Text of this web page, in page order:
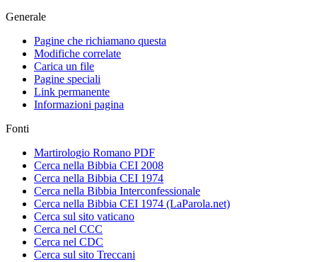
Generale
Pagine che richiamano questa
Modifiche correlate
Carica un file
Pagine speciali
Link permanente
Informazioni pagina
Fonti
Martirologio Romano PDF
Cerca nella Bibbia CEI 2008
Cerca nella Bibbia CEI 1974
Cerca nella Bibbia Interconfessionale
Cerca nella Bibbia CEI 1974 (LaParola.net)
Cerca sul sito vaticano
Cerca nel CCC
Cerca nel CDC
Cerca sul sito Treccani